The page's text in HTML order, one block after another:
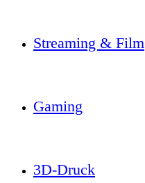
Streaming & Film
Gaming
3D-Druck